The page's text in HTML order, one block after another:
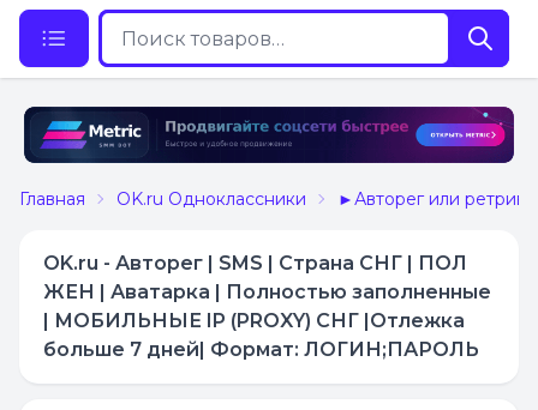
Главная OK.ru Одноклассники ►Авторег или ретрив
OK.ru - Авторег | SMS | Страна СНГ | ПОЛ
ЖЕН | Аватарка | Полностью заполненные
| МОБИЛЬНЫЕ IP (PROXY) СНГ |Отлежка
больше 7 дней| Формат: ЛОГИН;ПАРОЛЬ